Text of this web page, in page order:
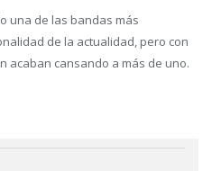
una de las bandas más
de la actualidad, pero con
acaban cansando a más de uno.